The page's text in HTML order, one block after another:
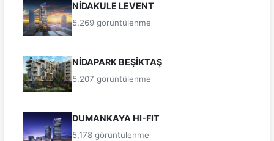
NİDAKULE LEVENT
5,269 görüntülenme
NİDAPARK BEŞİKTAŞ
5,207 görüntülenme
DUMANKAYA HI-FIT
5,178 görüntülenme